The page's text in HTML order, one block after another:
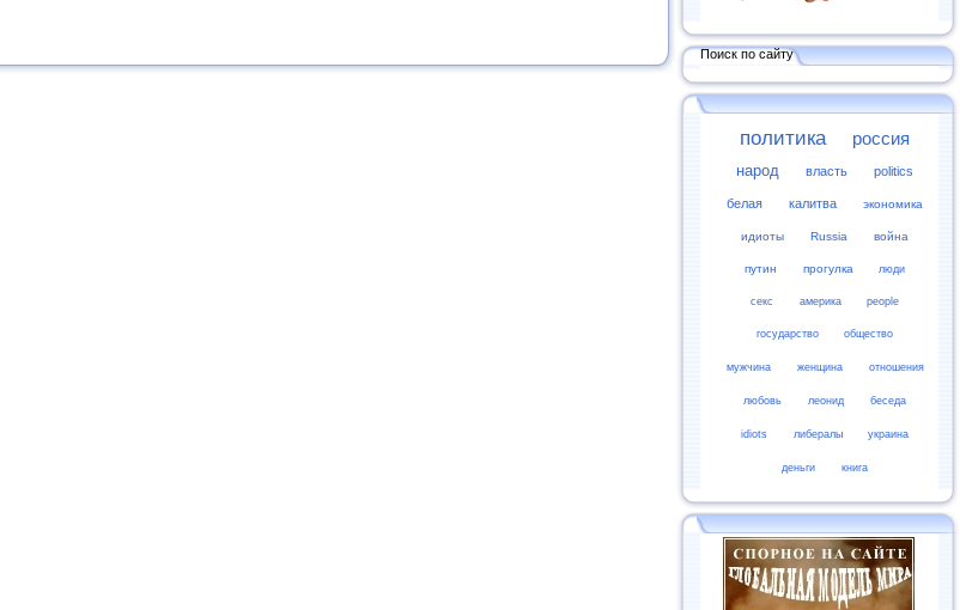
Поиск по сайту
политика россия
народ власть politics
белая калитва экономика
идиоты Russia война
путин прогулка люди
секс америка people
государство общество
мужчина женщина отношения
любовь леонид беседа
idiots либералы украина
деньги книга